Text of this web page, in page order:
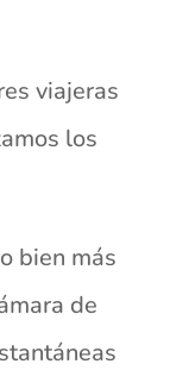
viajeras
los
bien más
de